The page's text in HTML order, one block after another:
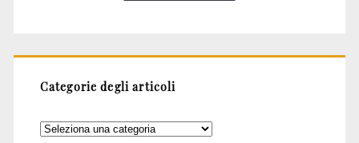
Categorie degli articoli
Categorie